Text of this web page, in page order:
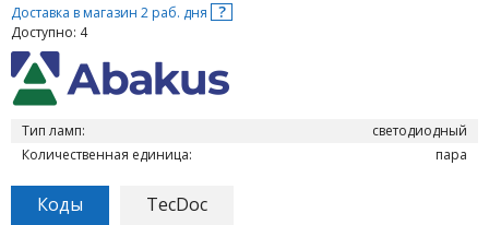
Доставка в магазин 2 раб. дня ?
Доступно: 4
Тип ламп:
светодиодный
Количественная единица:
пара
Коды TecDoc